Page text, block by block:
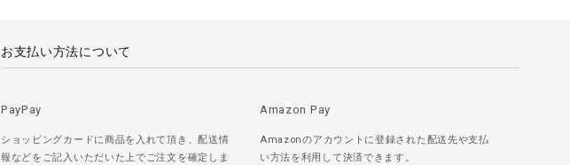
お支払い方法について
PayPay
ショッピングカードに商品を入れて頂き、配送情
報などをご記入いただいた上でご注文を確定しま
Amazon Pay
Amazonのアカウントに登録された配送先や支払
い方法を利用して決済できます。